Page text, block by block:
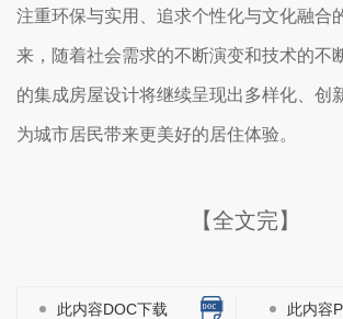
注重环保与实用、追求个性化与文化融合
来，随着社会需求的不断演变和技术的不
的集成房屋设计将继续呈现出多样化、创
为城市居民带来更美好的居住体验。
【全文完】
此内容DOC下载 此内容